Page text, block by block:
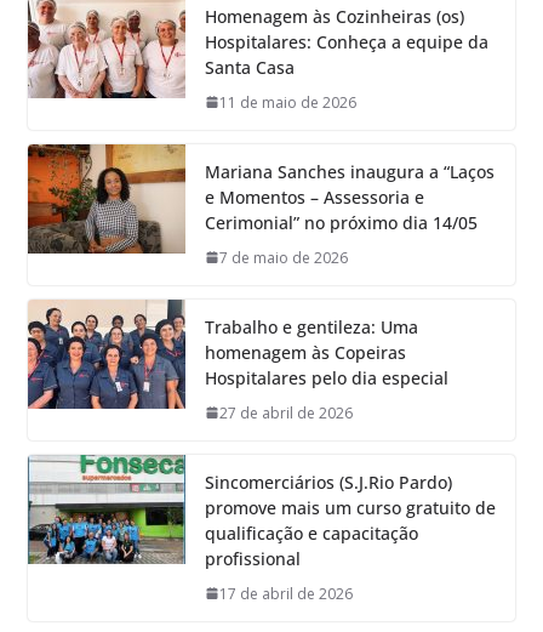
Homenagem às Cozinheiras (os)
Hospitalares: Conheça a equipe da
Santa Casa
11 de maio de 2026
Mariana Sanches inaugura a “Laços
e Momentos – Assessoria e
Cerimonial” no próximo dia 14/05
7 de maio de 2026
Trabalho e gentileza: Uma
homenagem às Copeiras
Hospitalares pelo dia especial
27 de abril de 2026
Sincomerciários (S.J.Rio Pardo)
promove mais um curso gratuito de
qualificação e capacitação
profissional
17 de abril de 2026